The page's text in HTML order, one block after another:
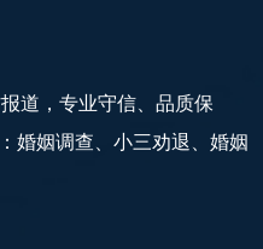
道，专业守信、品质保
婚姻调查、小三劝退、婚姻